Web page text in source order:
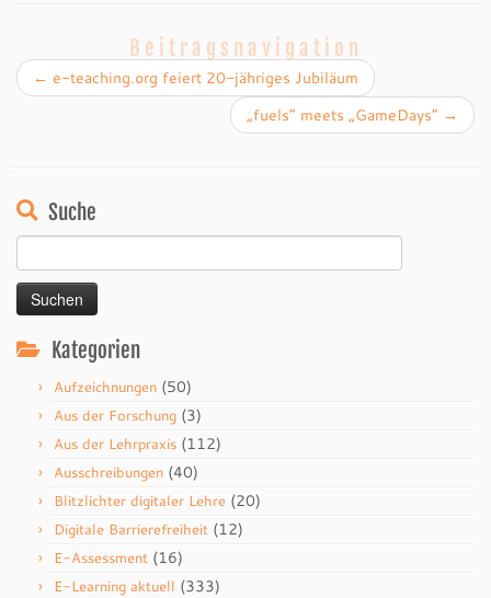
Beitragsnavigation
← e-teaching.org feiert 20-jähriges Jubiläum
„fuels“ meets „GameDays“ →
Suche
Suchen
nach:
Kategorien
Aufzeichnungen (50)
Aus der Forschung (3)
Aus der Lehrpraxis (112)
Ausschreibungen (40)
Blitzlichter digitaler Lehre (20)
Digitale Barrierefreiheit (12)
E-Assessment (16)
E-Learning aktuell (333)